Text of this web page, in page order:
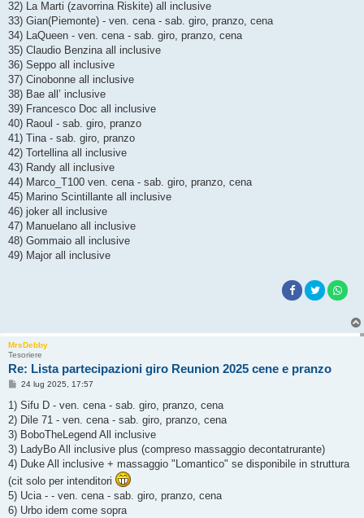
32) La Marti (zavorrina Riskite) all inclusive
33) Gian(Piemonte) - ven. cena - sab. giro, pranzo, cena
34) LaQueen - ven. cena - sab. giro, pranzo, cena
35) Claudio Benzina all inclusive
36) Seppo all inclusive
37) Cinobonne all inclusive
38) Bae all’ inclusive
39) Francesco Doc all inclusive
40) Raoul - sab. giro, pranzo
41) Tina - sab. giro, pranzo
42) Tortellina all inclusive
43) Randy all inclusive
44) Marco_T100 ven. cena - sab. giro, pranzo, cena
45) Marino Scintillante all inclusive
46) joker all inclusive
47) Manuelano all inclusive
48) Gommaio all inclusive
49) Major all inclusive
MrsDebby
Tesoriere
Re: Lista partecipazioni giro Reunion 2025 cene e pranzo
M
s
a
g
o
24 lug 2025, 17:57
1) Sifu D - ven. cena - sab. giro, pranzo, cena
2) Dile 71 - ven. cena - sab. giro, pranzo, cena
3) BoboTheLegend All inclusive
3) LadyBo All inclusive plus (compreso massaggio decontatrurante)
4) Duke All inclusive + massaggio "Lomantico" se disponibile in struttura
(cit solo per intenditori
5) Ucia - - ven. cena - sab. giro, pranzo, cena
6) Urbo idem come sopra